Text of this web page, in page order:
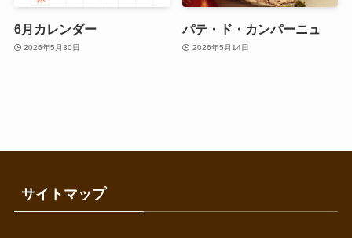
6月カレンダー
2026年5月30日
パテ・ド・カンパーニュ
2026年5月14日
サイトマップ